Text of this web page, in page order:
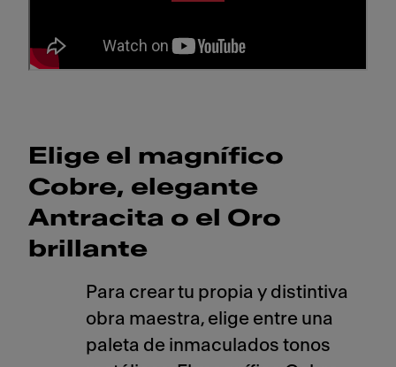
Elige el magnífico
Cobre, elegante
Antracita o el Oro
brillante
Para crear tu propia y distintiva
obra maestra, elige entre una
paleta de inmaculados tonos